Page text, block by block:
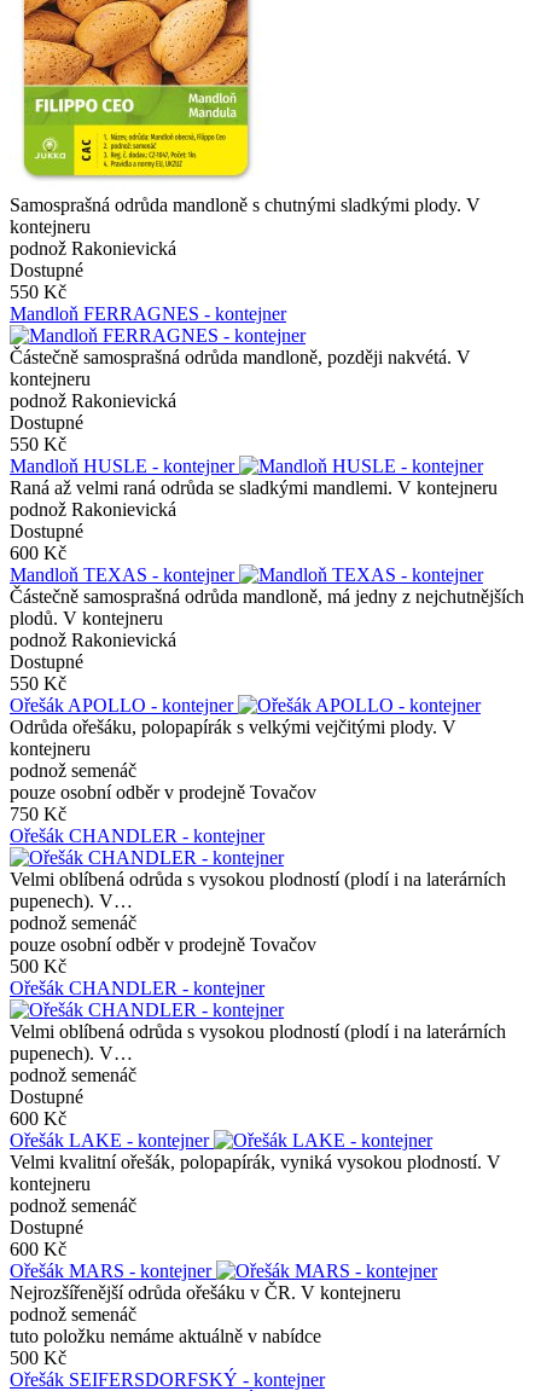
Samosprašná odrůda mandloně s chutnými sladkými plody. V
kontejneru
podnož Rakonievická
Dostupné
550 Kč
Mandloň FERRAGNES - kontejner
Částečně samosprašná odrůda mandloně, později nakvétá. V
kontejneru
podnož Rakonievická
Dostupné
550 Kč
Mandloň HUSLE - kontejner
Raná až velmi raná odrůda se sladkými mandlemi. V kontejneru
podnož Rakonievická
Dostupné
600 Kč
Mandloň TEXAS - kontejner
Částečně samosprašná odrůda mandloně, má jedny z nejchutnějších
plodů. V kontejneru
podnož Rakonievická
Dostupné
550 Kč
Ořešák APOLLO - kontejner
Odrůda ořešáku, polopapírák s velkými vejčitými plody. V
kontejneru
podnož semenáč
pouze osobní odběr v prodejně Tovačov
750 Kč
Ořešák CHANDLER - kontejner
Velmi oblíbená odrůda s vysokou plodností (plodí i na laterárních
pupenech). V…
podnož semenáč
pouze osobní odběr v prodejně Tovačov
500 Kč
Ořešák CHANDLER - kontejner
Velmi oblíbená odrůda s vysokou plodností (plodí i na laterárních
pupenech). V…
podnož semenáč
Dostupné
600 Kč
Ořešák LAKE - kontejner
Velmi kvalitní ořešák, polopapírák, vyniká vysokou plodností. V
kontejneru
podnož semenáč
Dostupné
600 Kč
Ořešák MARS - kontejner
Nejrozšířenější odrůda ořešáku v ČR. V kontejneru
podnož semenáč
tuto položku nemáme aktuálně v nabídce
500 Kč
Ořešák SEIFERSDORFSKÝ - kontejner